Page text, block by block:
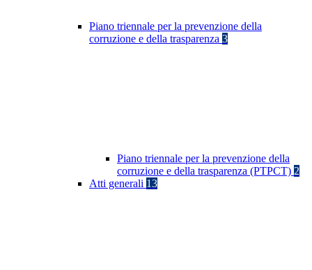
Piano triennale per la prevenzione della
corruzione e della trasparenza 3
Piano triennale per la prevenzione della
corruzione e della trasparenza (PTPCT) 2
Atti generali 13